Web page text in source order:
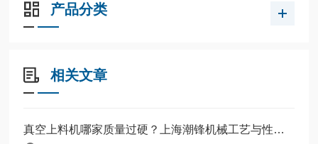
产品分类
相关文章
真空上料机哪家质量过硬？上海潮锋机械工艺与性能深度解析